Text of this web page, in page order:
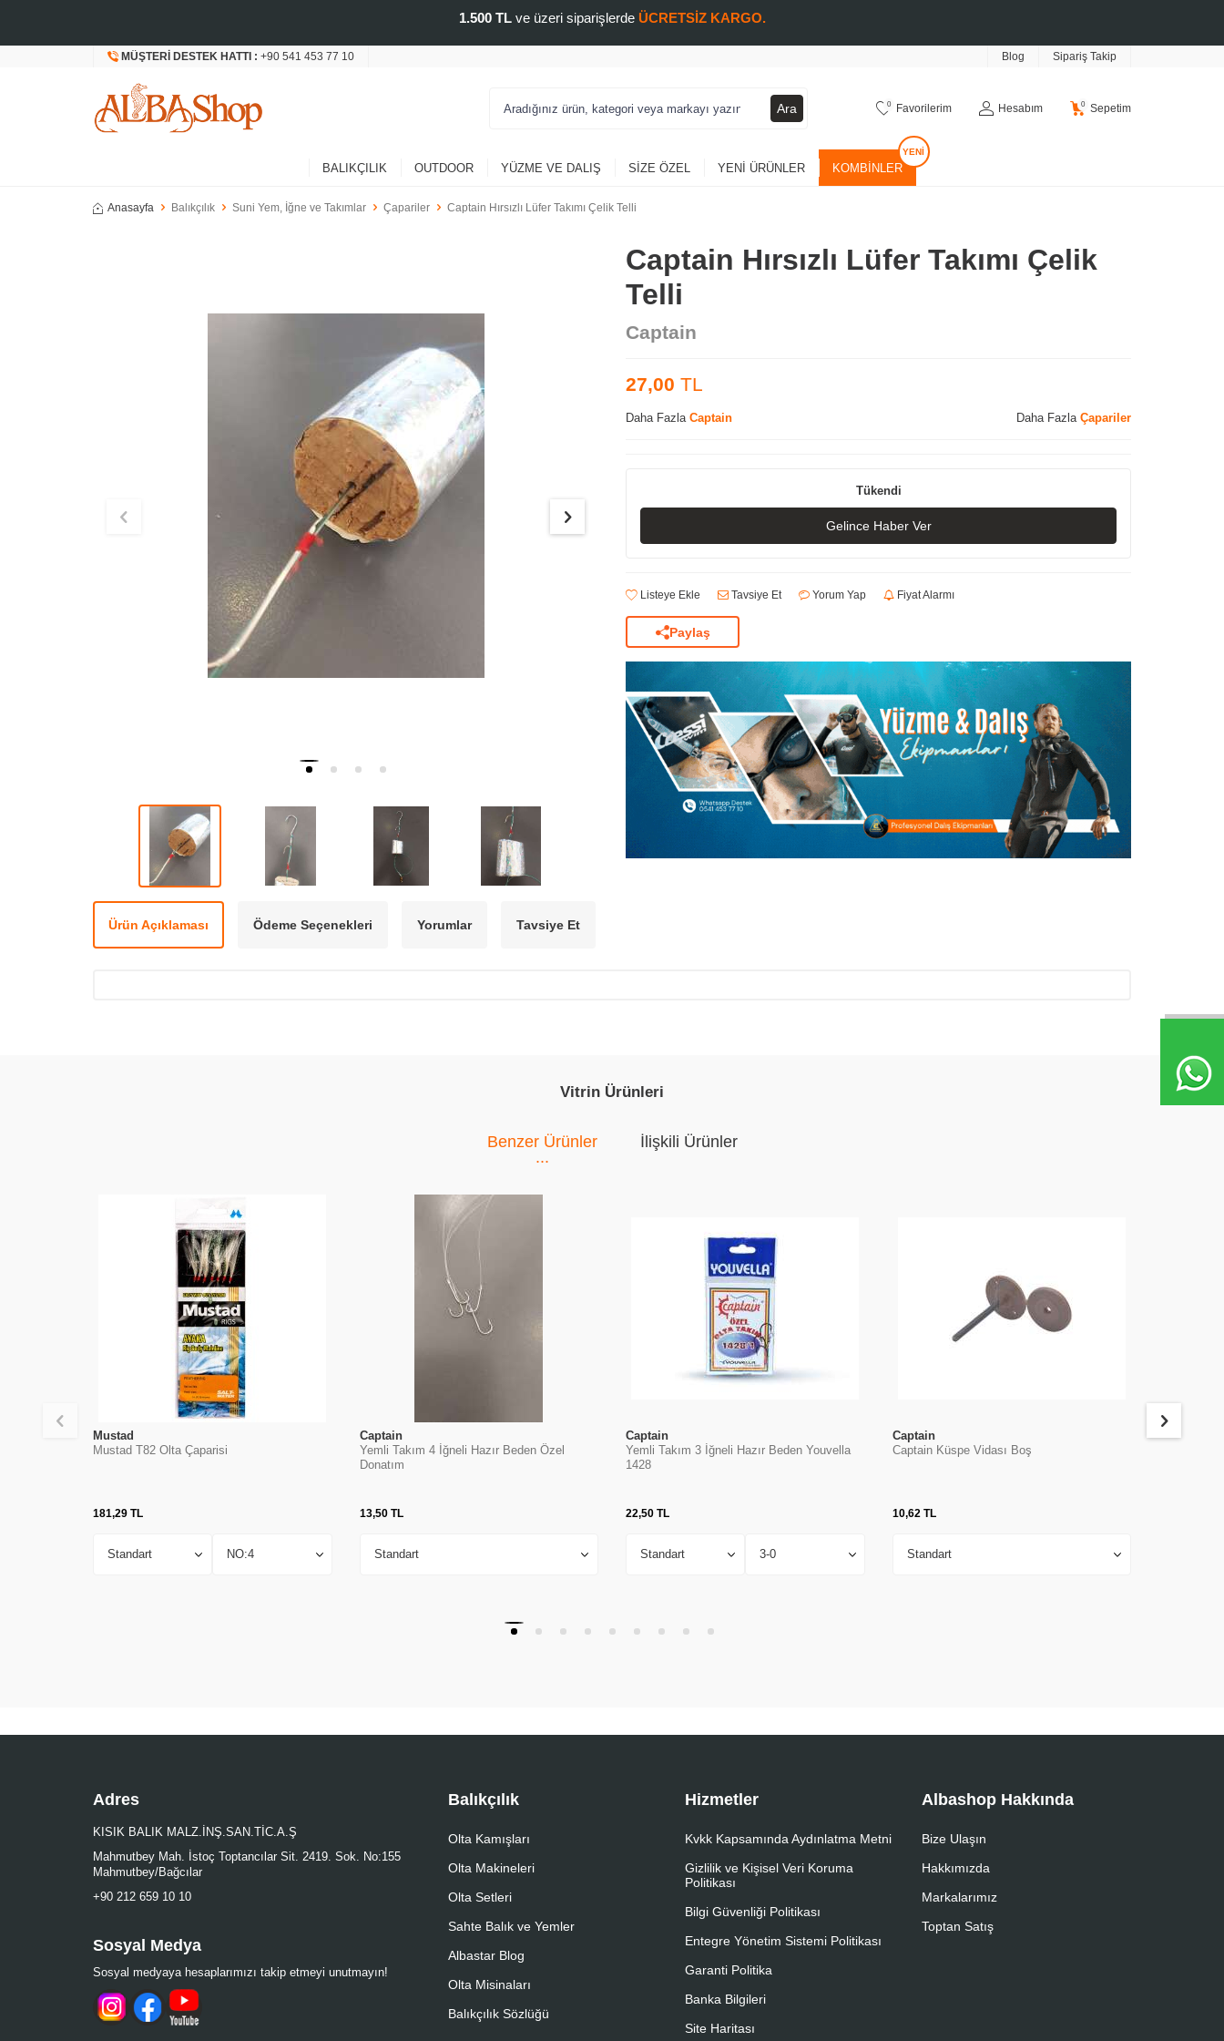
1.500 TLve üzeri siparişlerde ÜCRETSİZ KARGO.
MÜŞTERI DESTEK HATTI : +90 541 453 77 10 Blog Sipariş Takip
Ara 0 Favorilerim Hesabım 0 Sepetim
BALIKÇILIK OUTDOOR YÜZME VE DALIŞ SIZE ÖZEL YENI ÜRÜNLER KOMBINLER
Anasayfa Balıkçılık Suni Yem, İğne ve Takımlar Çapariler Captain Hırsızlı Lüfer Takımı Çelik Telli
Captain Hırsızlı Lüfer Takımı Çelik
Telli
Captain
27,00 TL
Daha Fazla Captain Daha Fazla Çapariler
Tükendi
Gelince Haber Ver
Listeye Ekle Tavsiye Et Yorum Yap Fiyat Alarmı
Paylaş
Ürün Açıklaması Ödeme Seçenekleri Yorumlar Tavsiye Et
Vitrin Ürünleri
Benzer Ürünler İlişkili Ürünler
Mustad
Mustad T82 Olta Çaparisi
181,29 TL
Captain
Yemli Takım 4 İğneli Hazır Beden Özel
Donatım
13,50TL
Captain
Yemli Takım 3 İğneli Hazır Beden Youvella
1428
22,50 TL
Captain
Captain Küspe Vidası Boş
10,62TL
Captain
Adres
KISIK BALIK MALZ.İNŞ.SAN.TİC.A.Ş
Mahmutbey Mah. İstoç Toptancılar Sit. 2419. Sok. No:155
Mahmutbey/Bağcılar
+90 212 659 10 10
Sosyal Medya
Sosyal medyaya hesaplarımızı takip etmeyi unutmayın!
Balıkçılık
Olta Kamışları
Olta Makineleri
Olta Setleri
Sahte Balık ve Yemler
Albastar Blog
Olta Misinaları
Balıkçılık Sözlüğü
Hizmetler
Kvkk Kapsamında Aydınlatma Metni
Gizlilik ve Kişisel Veri Koruma
Politikası
Bilgi Güvenliği Politikası
Entegre Yönetim Sistemi Politikası
Garanti Politika
Banka Bilgileri
Site Haritası
Albashop Hakkında
Bize Ulaşın
Hakkımızda
Markalarımız
Toptan Satış